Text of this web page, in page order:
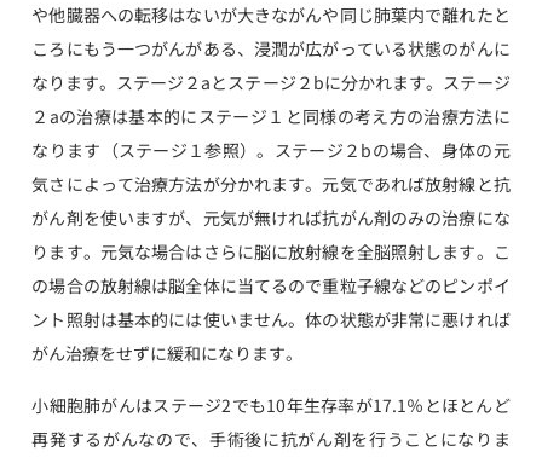
や他臓器への転移はないが大きながんや同じ肺葉内で離れたと
ころにもう一つがんがある、浸潤が広がっている状態のがんに
なります。ステージ２aとステージ２bに分かれます。ステージ
２aの治療は基本的にステージ１と同様の考え方の治療方法に
なります（ステージ１参照）。ステージ２bの場合、身体の元
気さによって治療方法が分かれます。元気であれば放射線と抗
がん剤を使いますが、元気が無ければ抗がん剤のみの治療にな
ります。元気な場合はさらに脳に放射線を全脳照射します。こ
の場合の放射線は脳全体に当てるので重粒子線などのピンポイ
ント照射は基本的には使いません。体の状態が非常に悪ければ
がん治療をせずに緩和になります。
小細胞肺がんはステージ2でも10年生存率が17.1％とほとんど
再発するがんなので、手術後に抗がん剤を行うことになりま